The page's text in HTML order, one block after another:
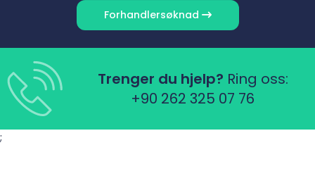
Forhandler­søknad
Trenger du hjelp? Ring oss:
+90 262 325 07 76
;